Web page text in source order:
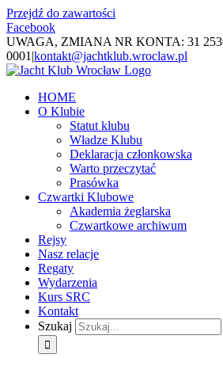
Przejdź do zawartości
Facebook
UWAGA, ZMIANA NR KONTA: 31
0001 |kontakt@jachtklub.wroclaw.pl
HOME
O Klubie
Statut klubu
Władze Klubu
Deklaracja członkowska
Warto przeczytać
Prasówka
Czwartki Klubowe
Akademia żeglarska
Czwartkowe archiwum
Rejsy
Nasz relacje
Regaty
Wydarzenia
Kurs SRC
Kontakt
Szukaj